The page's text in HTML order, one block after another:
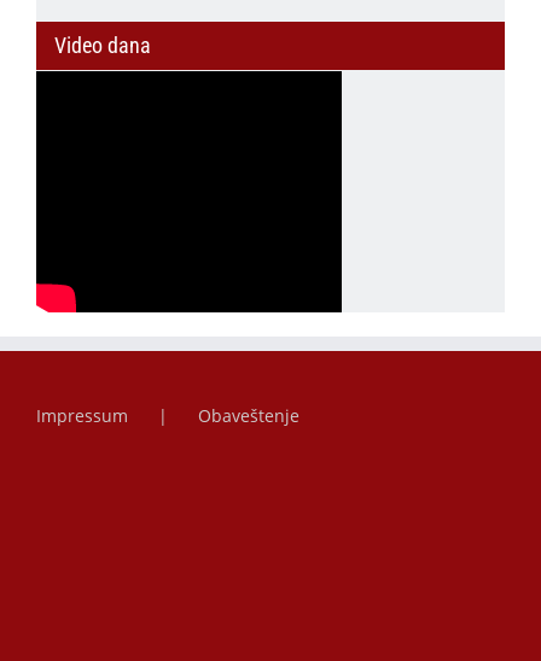
Video dana
Impressum Obaveštenje